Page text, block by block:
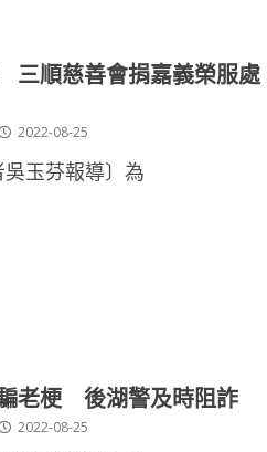
順慈善會捐嘉義榮服處
2022-08-25
吳玉芬報導〕為
老梗 後湖警及時阻詐
2022-08-25